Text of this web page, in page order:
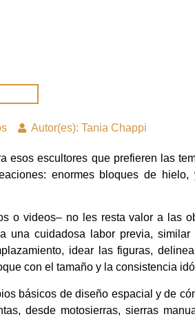
Autor(es): Tania Chappi
esos escultores que prefieren las
enormes bloques de
o videos– no les resta valor a las
una cuidadosa labor previa,
idear las figuras,
con el tamaño y la consistencia
básicos de diseño espacial y de
desde motosierras, sierras